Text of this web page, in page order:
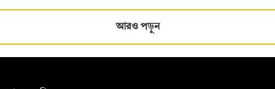
আরও পড়ুন